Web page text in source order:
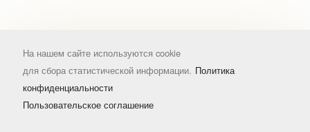
На нашем сайте используются cookie
для сбора статистической информации. Политика
конфиденциальности
Пользовательское соглашение